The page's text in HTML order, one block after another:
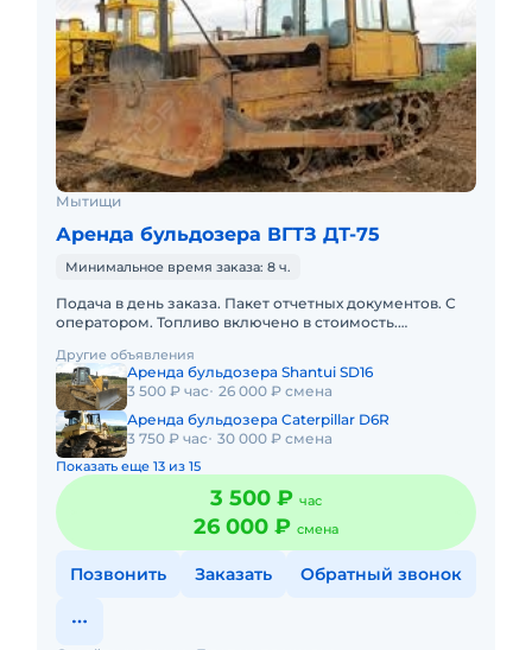
Мытищи
Аренда бульдозера ВГТЗ ДТ-75
Минимальное время заказа: 8 ч.
Подача в день заказа. Пакет отчетных документов. С
оператором. Топливо включено в стоимость.
с малой наработк
Другие объявления
Аренда бульдозера Shantui SD16
3 500 ₽ час 26 000 ₽ смена
Аренда бульдозера Caterpillar D6R
3 750 ₽ час 30 000 ₽ смена
Показать еще 13 из 15
3 500 ₽ час
26 000 ₽ смена
Позвонить Заказать Обратный звонок